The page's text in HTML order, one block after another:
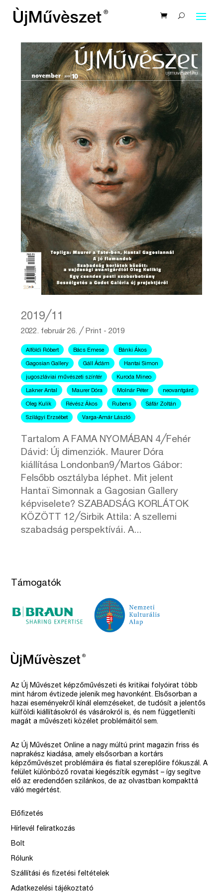
2019╱11
2022. február 26. ╱ Print - 2019
Alföldi Róbert Bács Emese Bánki Ákos
Gagosian Gallery Gáll Ádám Hantai Simon
jugoszláviai művészeti színtér Kuroda Mineo
Lakner Antal Maurer Dóra Molnár Péter neovantgárd
Oleg Kulik Révész Ákos Rubens Sáfár Zoltán
Szilágyi Erzsébet Varga-Amár László
Tartalom A FAMA NYOMÁBAN 4╱Fehér
Dávid: Új dimenziók. Maurer Dóra
kiállítása Londonban9╱Martos Gábor:
Felsőbb osztályba léphet. Mit jelent
Hantaï Simonnak a Gagosian Gallery
képviselete? SZABADSÁG KORLÁTOK
KÖZÖTT 12╱Sirbik Attila: A szellemi
szabadság perspektívái. A...
Támogatók
Az Új Művészet képzőművészeti és kritikai folyóirat több
mint három évtizede jelenik meg havonként. Elsősorban a
hazai eseményekről kínál elemzéseket, de tudósít a jelentős
külföldi kiállításokról és vásárokról is, és nem függetleníti
magát a művészeti közélet problémáitól sem.
Az Új Művészet Online a nagy múltú print magazin friss és
naprakész kiadása, amely elsősorban a kortárs
képzőművészet problémáira és fiatal szereplőire fókuszál. A
felület különböző rovatai kiegészítik egymást – így segítve
elő az eredendően szilánkos, de az olvastban kompakttá
váló megértést.
Előfizetés
Hírlevél feliratkozás
Bolt
Rólunk
Szállítási és fizetési feltételek
Adatkezelési tájékoztató